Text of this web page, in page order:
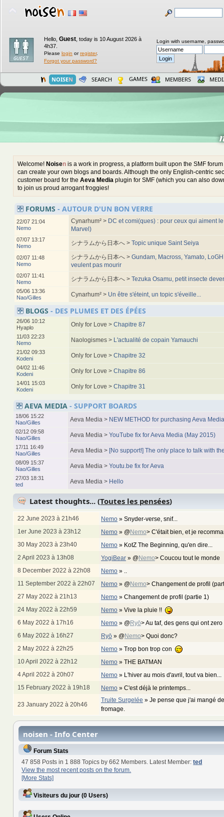
Hello, Guest today is 10 August 2026 à
4h37.
Please login orregister.
Forgot your password?
Login with username,
NOISEN SEARCH GAMES MEMBERS
Welcome! Noisen is a work in progress, a platform built upon the SMF
can create your own blogs and boards. Although the only English-centric
customer board for the Aeva Media plugin for SMF (which you can also
to join us proud arrogant froggies!
FORUMS - AUTOUR D'UN BON VERRE
22/07 21:04
Nemo
Cynarhum² > DC et comi(ques) : pour ceux qui aiment
Marvel)
07/07 13:17
Nemo
シナラムから日本へ > Topic unique Saint Seiya
02/07 11:48
Nemo
シナラムから日本へ > Gundam, Macross, Yamato,
veulent pas mourir
02/07 11:41
Nemo
シナラムから日本へ > Tezuka Osamu, petit insecte
05/06 13:36
Nao/Gilles
Cynarhum² > Un être s'éteint, un topic s'éveille...
BLOGS - DES PLUMES ET DES ÉPÉES
26/06 10:12
Hyaplo
Only for Love > Chapitre 87
11/03 22:23
Nemo
Naologismes > L'actualité de copain Yamauchi
21/02 09:33
Kodeni
Only for Love > Chapitre 32
04/02 11:46
Kodeni
Only for Love > Chapitre 86
14/01 15:03
Kodeni
Only for Love > Chapitre 31
AEVA MEDIA - SUPPORT BOARDS
18/06 15:22
Nao/Gilles
Aeva Media > NEW METHOD for purchasing Aeva
02/12 09:58
Nao/Gilles
Aeva Media > YouTube fix for Aeva Media (May 2015)
17/11 16:49
Nao/Gilles
Aeva Media > [No support!] The only place to talk with
08/09 15:37
Nao/Gilles
Aeva Media > Youtu.be fix for Aeva
27/03 18:31
ted
Aeva Media > Hello
Latest thoughts... (Toutes les pensées)
22 June 2023 à 21h46 Nemo » Snyder-verse, snif...
1er June 2023 à 23h12
Nemo » @Nemo> C'était bien, et je
30 May 2023 à 23h40
Nemo » KotZ The Beginning, qu'en dire...
2 April 2023 à 13h08
YogiBear » @Nemo> Coucou tout le monde
8 December 2022 à 22h08
Nemo » ..
11 September 2022 à 22h07
Nemo » @Nemo> Changement de profil
27 May 2022 à 21h13
Nemo » Changement de profil (partie 1)
24 May 2022 à 22h59
Nemo » Vive la pluie !!
6 May 2022 à 17h16
Nemo » @Ryō> Au taf, des gens qui ont
6 May 2022 à 16h27
Ryō » @Nemo> Quoi donc?
2 May 2022 à 22h25
Nemo » Trop bon trop con
10 April 2022 à 22h12
Nemo » THE BATMAN
4 April 2022 à 20h07
Nemo » L'hiver au mois d'avril, tout va bien...
15 February 2022 à 19h18
Nemo » C'est déjà le printemps...
23 January 2022 à 20h46
Truite Surgelée » Je pense que j'ai mangé
fromage.
noisen - Info Center
Forum Stats
47 858 Posts in 1 888 Topics by 662 Members. Latest Member:ted
View the most recent posts on the forum.
[More Stats]
Visiteurs du jour (0 Users)